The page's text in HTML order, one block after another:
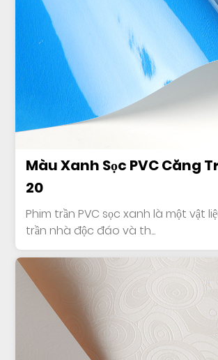
Màu Xanh Sọc PVC Căng
20
Phim trần PVC sọc xanh là một vật liệu trang trí
trần nhà độc đáo và th...